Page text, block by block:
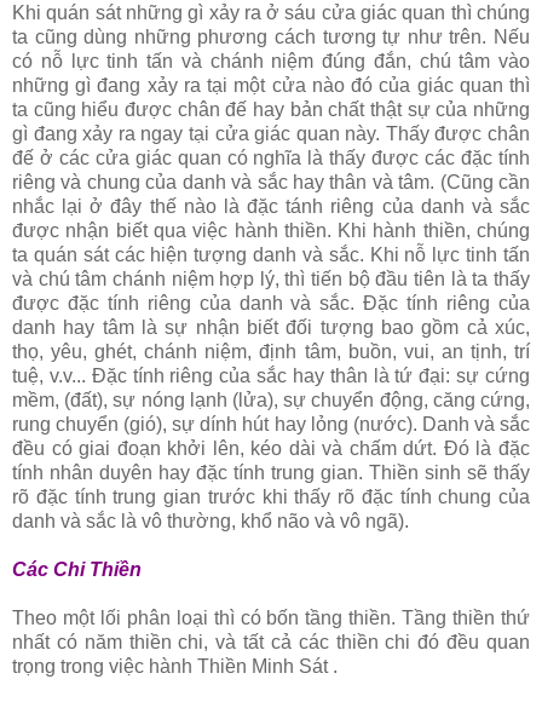
Khi quán sát những gì xảy ra ở sáu cửa giác quan thì chúng
ta cũng dùng những phương cách tương tự như trên. Nếu
có nỗ lực tinh tấn và chánh niệm đúng đắn, chú tâm vào
những gì đang xảy ra tại một cửa nào đó của giác quan thì
ta cũng hiểu được chân đế hay bản chất thật sự của những
gì đang xảy ra ngay tại cửa giác quan này. Thấy được chân
đế ở các cửa giác quan có nghĩa là thấy được các đặc tính
riêng và chung của danh và sắc hay thân và tâm. (Cũng cần
nhắc lại ở đây thế nào là đặc tánh riêng của danh và sắc
được nhận biết qua việc hành thiền. Khi hành thiền, chúng
ta quán sát các hiện tượng danh và sắc. Khi nỗ lực tinh tấn
và chú tâm chánh niệm hợp lý, thì tiến bộ đầu tiên là ta thấy
được đặc tính riêng của danh và sắc. Ðặc tính riêng của
danh hay tâm là sự nhận biết đối tượng bao gồm cả xúc,
thọ, yêu, ghét, chánh niệm, định tâm, buồn, vui, an tịnh, trí
tuệ, v.v... Ðặc tính riêng của sắc hay thân là tứ đại: sự cứng
mềm, (đất), sự nóng lạnh (lửa), sự chuyển động, căng cứng,
rung chuyển (gió), sự dính hút hay lỏng (nước). Danh và sắc
đều có giai đoạn khởi lên, kéo dài và chấm dứt. Ðó là đặc
tính nhân duyên hay đặc tính trung gian. Thiền sinh sẽ thấy
rõ đặc tính trung gian trước khi thấy rõ đặc tính chung của
danh và sắc là vô thường, khổ não và vô ngã).
Các Chi Thiền
Theo một lối phân loại thì có bốn tầng thiền. Tầng thiền thứ
nhất có năm thiền chi, và tất cả các thiền chi đó đều quan
trọng trong việc hành Thiền Minh Sát .